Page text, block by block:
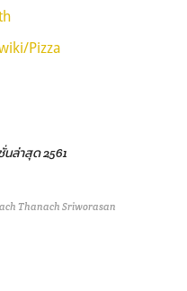
Pizza
นล่าสุด 2561
Thanach Sriworasan